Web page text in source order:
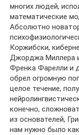
многих людей,
математические
Абсолютно
Коржибски,
Джорджа Миллера
Френка Фарелли и
обрел огромную
целое течение,
конечно,
из основателей,
нам нужно было